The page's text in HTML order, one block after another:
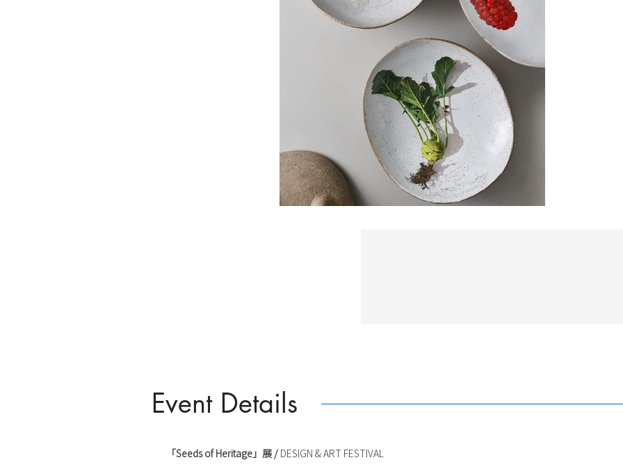
Event Details
「Seeds of Heritage」展 / DESIGN & ART FESTIVAL